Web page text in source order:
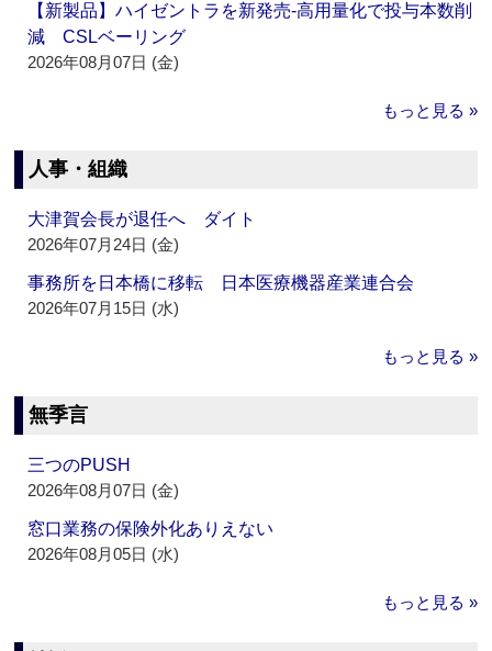
【新製品】ハイゼントラを新発売‐高用量化で投与本数削
減 CSLベーリング
2026年08月07日 (金)
もっと見る »
人事・組織
大津賀会長が退任へ ダイト
2026年07月24日 (金)
事務所を日本橋に移転 日本医療機器産業連合会
2026年07月15日 (水)
もっと見る »
無季言
三つのPUSH
2026年08月07日 (金)
窓口業務の保険外化ありえない
2026年08月05日 (水)
もっと見る »